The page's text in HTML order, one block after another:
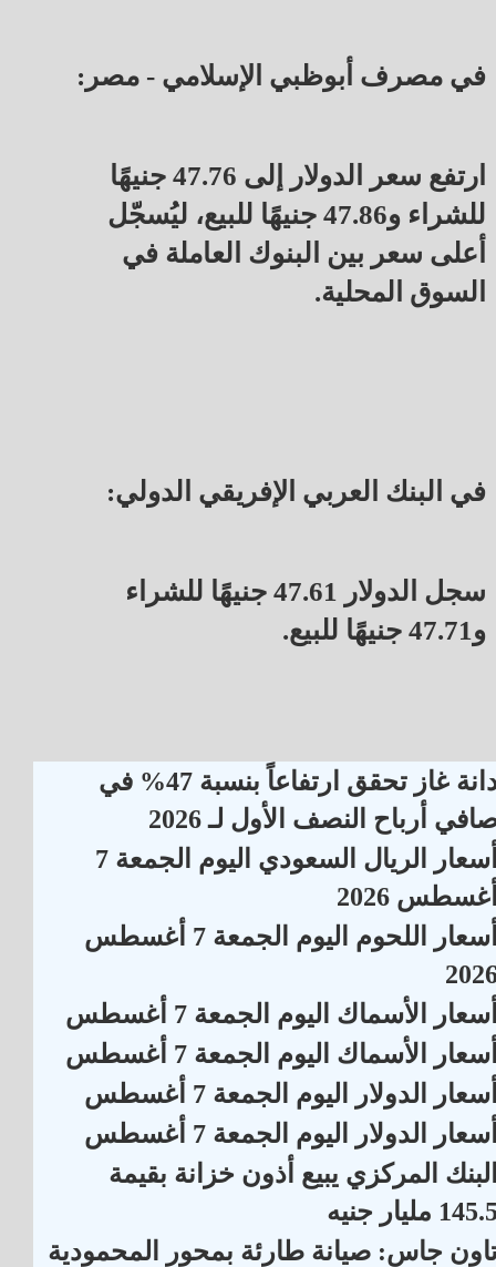
في مصرف أبوظبي الإسلامي - مصر:
ارتفع سعر الدولار إلى 47.76 جنيهًا
للشراء و47.86 جنيهًا للبيع، ليُسجّل
أعلى سعر بين البنوك العاملة في
السوق المحلية.
في البنك العربي الإفريقي الدولي:
سجل الدولار 47.61 جنيهًا للشراء
و47.71 جنيهًا للبيع.
دانة غاز تحقق ارتفاعاً بنسبة 47% في
أرباح النصف الأول لـ 2026
أسعار الريال السعودي اليوم الجمعة 7
2026
أسعار اللحوم اليوم الجمعة 7 أغسطس
الأسماك اليوم الجمعة 7 أغسطس
الأسماك اليوم الجمعة 7 أغسطس
الدولار اليوم الجمعة 7 أغسطس
الدولار اليوم الجمعة 7 أغسطس
المركزي يبيع أذون خزانة بقيمة
مليار جنيه
جاس: صيانة طارئة بمحور المحمودية